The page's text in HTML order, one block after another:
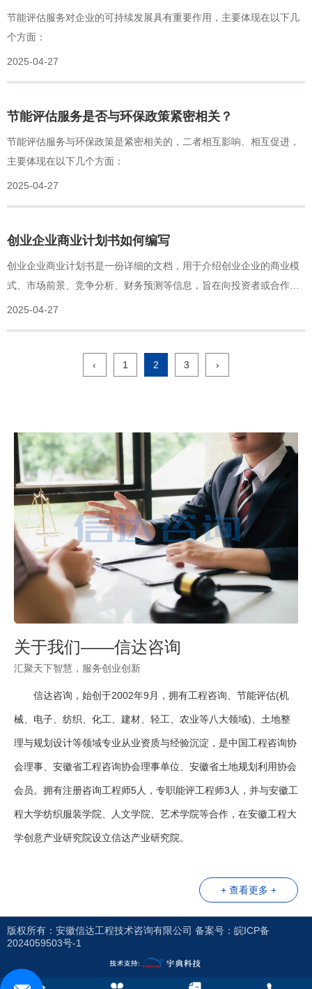
节能评估服务对企业的可持续发展具有重要作用，主要体现在以下几
个方面：
2025-04-27
节能评估服务是否与环保政策紧密相关？
节能评估服务与环保政策是紧密相关的，二者相互影响、相互促进，
主要体现在以下几个方面：
2025-04-27
创业企业商业计划书如何编写
创业企业商业计划书是一份详细的文档，用于介绍创业企业的商业模
式、市场前景、竞争分析、财务预测等信息，旨在向投资者或合作伙
伴展示企业的潜力和价值。
2025-04-27
‹ 1 2 3 ›
关于我们——信达咨询
汇聚天下智慧，服务创业创新
信达咨询，始创于2002年9月，拥有工程咨询、节能评估(机
械、电子、纺织、化工、建材、轻工、农业等八大领域)、土地整
理与规划设计等领域专业从业资质与经验沉淀，是中国工程咨询协
会理事、安徽省工程咨询协会理事单位、安徽省土地规划利用协会
会员。拥有注册咨询工程师5人，专职能评工程师3人，并与安徽工
程大学纺织服装学院、人文学院、艺术学院等合作，在安徽工程大
学创意产业研究院设立信达产业研究院。
+ 查看更多 +
版权所有：安徽信达工程技术咨询有限公司 备案号： 皖ICP备
2024059503号-1